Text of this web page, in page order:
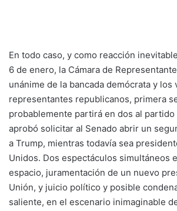
En todo caso, y como reacción
6 de enero, la Cámara de
unánime de la bancada demócrata y los
representantes republicanos, primera
probablemente partirá en dos al
aprobó solicitar al Senado abrir un
a Trump, mientras todavía sea
Unidos. Dos espectáculos simultáneos
espacio, juramentación de un nuevo
Unión, y juicio político y posible
saliente, en el escenario inimaginable